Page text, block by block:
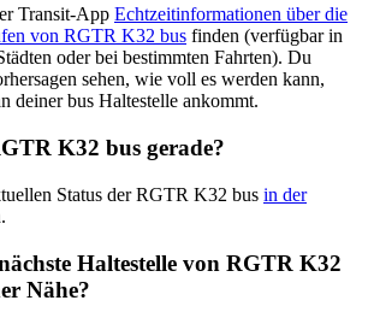
Transit-App Echtzeitinformationen über die
von RGTR K32 bus finden (verfügbar in
oder bei bestimmten Fahrten). Du
sehen, wie voll es werden kann,
deiner bus Haltestelle ankommt.
K32 bus gerade?
Status der RGTR K32 bus in der
Haltestelle von RGTR K32
Nähe?